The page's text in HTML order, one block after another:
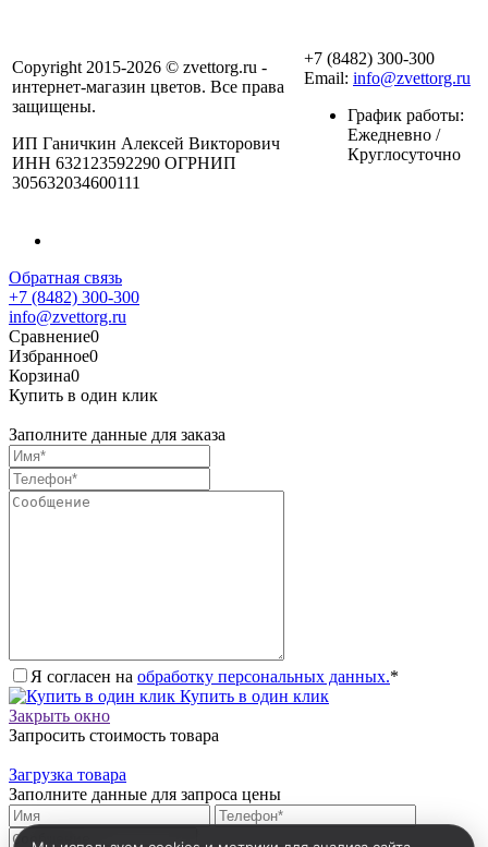
Copyright 2015-2026 © zvettorg.ru -
интернет-магазин цветов. Все права
защищены.
ИП Ганичкин Алексей Викторович
ИНН 632123592290 ОГРНИП
305632034600111
+7 (8482) 300-300
Email: info@zvettorg.ru
График работы:
Ежедневно /
Круглосуточно
Обратная связь
+7 (8482) 300-300
info@zvettorg.ru
Сравнение0
Избранное0
Корзина0
Купить в один клик
Заполните данные для заказа
Я согласен на обработку персональных данных.*
Купить в один клик
Закрыть окно
Запросить стоимость товара
Загрузка товара
Заполните данные для запроса цены